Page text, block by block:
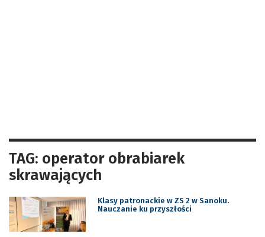
TAG: operator obrabiarek
skrawających
Klasy patronackie w ZS 2 w Sanoku.
Nauczanie ku przyszłości